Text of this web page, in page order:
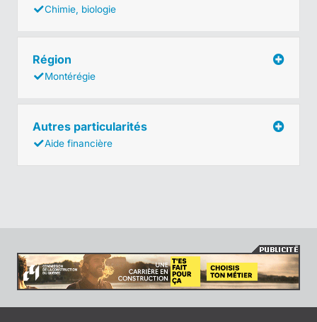
Chimie, biologie
Région
Montérégie
Autres particularités
Aide financière